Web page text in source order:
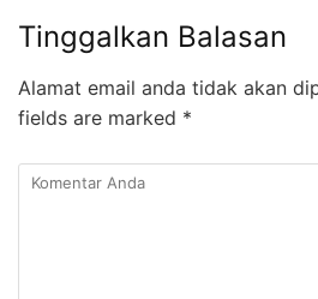
Tinggalkan Balasan
Alamat email anda tidak akan
fields are marked *